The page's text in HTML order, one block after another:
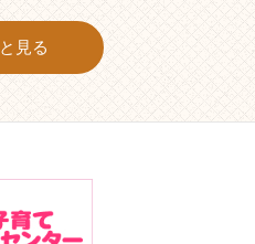
見る